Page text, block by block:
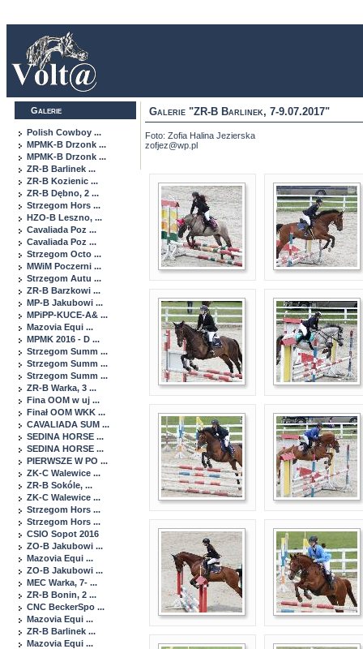
Galerie
Polish Cowboy ...
MPMK-B Drzonk ...
MPMK-B Drzonk ...
ZR-B Barlinek ...
ZR-B Kozienic ...
ZR-B Dębno, 2 ...
Strzegom Hors ...
HZO-B Leszno, ...
Cavaliada Poz ...
Cavaliada Poz ...
Strzegom Octo ...
MWiM Poczerni ...
Strzegom Autu ...
ZR-B Barzkowi ...
MP-B Jakubowi ...
MPiPP-KUCE-A& ...
Mazovia Equi ...
MPMK 2016 - D ...
Strzegom Summ ...
Strzegom Summ ...
Strzegom Summ ...
ZR-B Warka, 3 ...
Fina OOM w uj ...
Finał OOM WKK ...
CAVALIADA SUM ...
SEDINA HORSE ...
SEDINA HORSE ...
PIERWSZE W PO ...
ZK-C Walewice ...
ZR-B Sokóle, ...
ZK-C Walewice ...
Strzegom Hors ...
Strzegom Hors ...
CSIO Sopot 2016
ZO-B Jakubowi ...
Mazovia Equi ...
ZO-B Jakubowi ...
MEC Warka, 7- ...
ZR-B Bonin, 2 ...
CNC BeckerSpo ...
Mazovia Equi ...
ZR-B Barlinek ...
Mazovia Equi ...
Galerie "ZR-B Barlinek, 7-9.07.2017"
Foto: Zofia Halina Jezierska
zofjez@wp.pl